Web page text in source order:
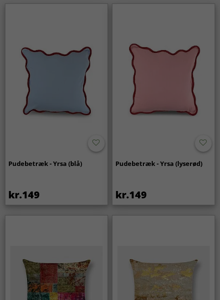
Pudebetræk - Yrsa (blå)
kr.149
Pudebetræk - Yrsa (lyserød)
kr.149